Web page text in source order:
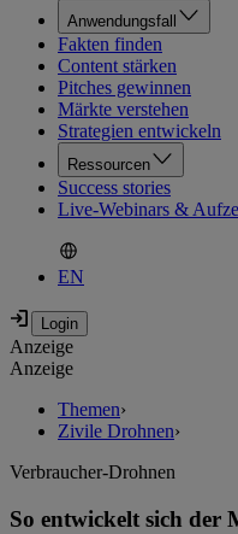
Anwendungsfall
Fakten finden
Content stärken
Pitches gewinnen
Märkte verstehen
Strategien entwickeln
Ressourcen
Success stories
Live-Webinars &
EN
Anzeige
Anzeige
Themen›
Zivile Drohnen›
Verbraucher-Drohnen
So entwickelt sich